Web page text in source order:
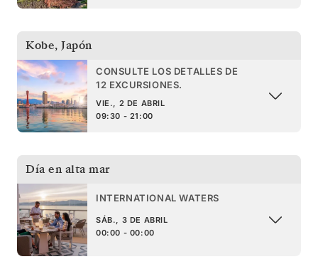
Kobe, Japón
CONSULTE LOS DETALLES DE
12 EXCURSIONES.
VIE., 2 DE ABRIL
09:30 - 21:00
Día en alta mar
INTERNATIONAL WATERS
SÁB., 3 DE ABRIL
00:00 - 00:00